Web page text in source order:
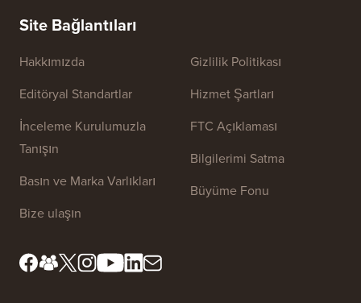
Site Bağlantıları
Hakkımızda
Editöryal Standartlar
İnceleme Kurulumuzla
Tanışın
Basın ve Marka Varlıkları
Bize ulaşın
Gizlilik Politikası
Hizmet Şartları
FTC Açıklaması
Bilgilerimi Satma
Büyüme Fonu